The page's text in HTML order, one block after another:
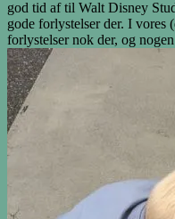
god tid af til Walt Disney
gode forlystelser der. I vores
forlystelser nok der, og